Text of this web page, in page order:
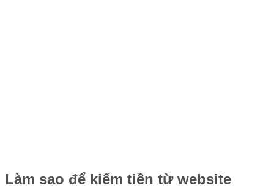
Làm sao để kiếm tiền từ website